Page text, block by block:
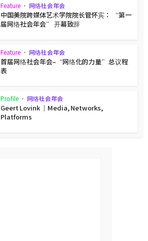
Feature • 网络社会年会
中国美院跨媒体艺术学院院长管怀宾： “第一
届网络社会年会” 开幕致辞
Feature • 网络社会年会
首届网络社会年会–“网络化的力量”总议程
表
Profile • 网络社会年会
Geert Lovink ｜Media, Networks,
Platforms